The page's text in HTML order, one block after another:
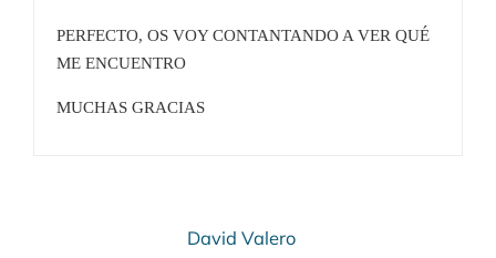
PERFECTO, OS VOY CONTANTANDO A VER QUÉ
ME ENCUENTRO
MUCHAS GRACIAS
David Valero